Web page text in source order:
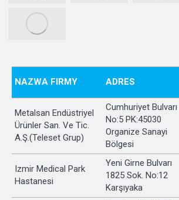
NAZWA FIRMY ADRES
Metalsan Endüstriyel
Ürünler San. Ve Tic.
A.Ş.(Teleset Grup)
Cumhuriyet Bulvarı
No:5 PK:45030
Organize Sanayi
Bölgesi
Izmir Medical Park
Hastanesi
Yeni Girne Bulvarı
1825 Sok. No:12
Karşıyaka